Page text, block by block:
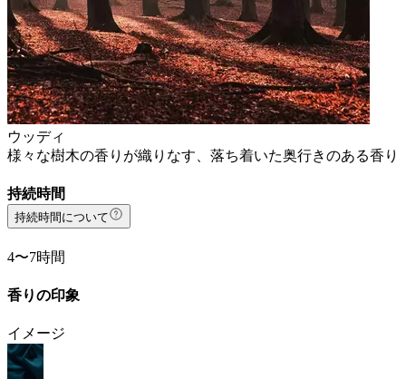
ウッディ
様々な樹木の香りが織りなす、落ち着いた奥行きのある香り
持続時間
持続時間について
4〜7時間
香りの印象
イメージ